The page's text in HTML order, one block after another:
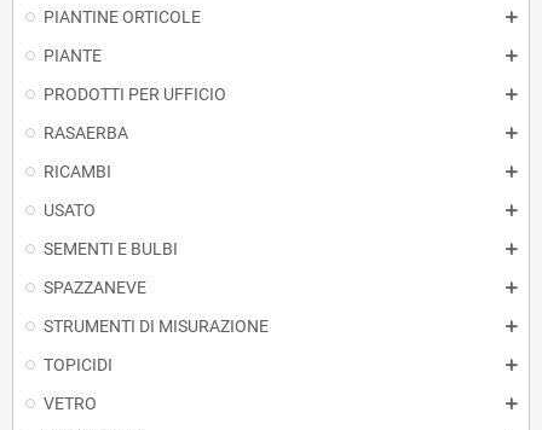
PIANTINE ORTICOLE
PIANTE
PRODOTTI PER UFFICIO
RASAERBA
RICAMBI
USATO
SEMENTI E BULBI
SPAZZANEVE
STRUMENTI DI MISURAZIONE
TOPICIDI
VETRO